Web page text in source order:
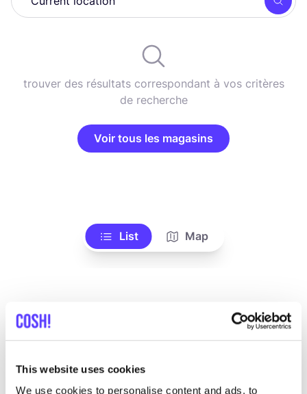
This website uses cookies
We use cookies to personalise content and ads, to
trouver des résultats correspondant à vos critères
de recherche
Voir tous les magasins
List Map